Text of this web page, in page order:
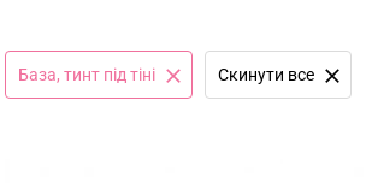
База, тинт під тіні Cкинути все